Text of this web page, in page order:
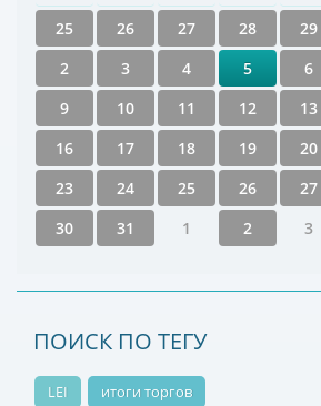
25 26 27 28 29
2
3 4 5 6
9
10 11 12 13
16
17 18 19 20
23
24 25 26 27
30
31 1 2 3
ПОИСК ПО ТЕГУ
LEI
итоги торгов